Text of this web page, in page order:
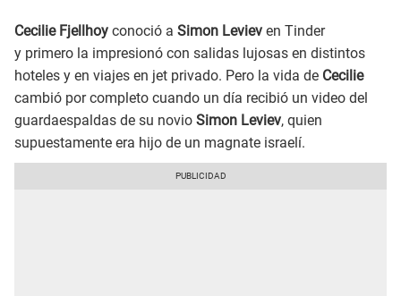
Cecilie Fjellhoy conoció a Simon Leviev en Tinder
y primero la impresionó con salidas lujosas en distintos
hoteles y en viajes en jet privado. Pero la vida de Cecilie
cambió por completo cuando un día recibió un video del
guardaespaldas de su novio Simon Leviev, quien
supuestamente era hijo de un magnate israelí.